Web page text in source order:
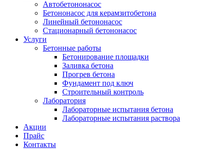
Автобетононасос
Бетононасос для керамзитобетона
Линейный бетононасос
Стационарный бетононасос
Услуги
Бетонные работы
Бетонирование площадки
Заливка бетона
Прогрев бетона
Фундамент под ключ
Строительный контроль
Лаборатория
Лабораторные испытания бетона
Лабораторные испытания раствора
Акции
Прайс
Контакты